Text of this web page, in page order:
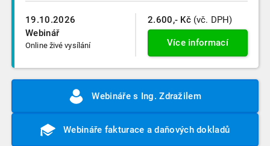
19.10.2026
Webinář
Online živé vysílání
2.600,- Kč (vč. DPH)
Více informací
Webináře s Ing. Zdražilem
Webináře fakturace a daňových dokladů